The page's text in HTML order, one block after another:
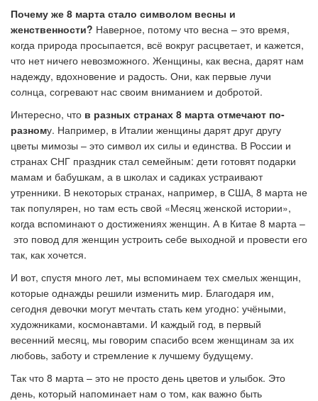
Почему же 8 марта стало символом весны и
женственности? Наверное, потому что весна – это время,
когда природа просыпается, всё вокруг расцветает, и кажется,
что нет ничего невозможного. Женщины, как весна, дарят нам
надежду, вдохновение и радость. Они, как первые лучи
солнца, согревают нас своим вниманием и добротой.
Интересно, что в разных странах 8 марта отмечают по-
разному. Например, в Италии женщины дарят друг другу
цветы мимозы – это символ их силы и единства. В России и
странах СНГ праздник стал семейным: дети готовят подарки
мамам и бабушкам, а в школах и садиках устраивают
утренники. В некоторых странах, например, в США, 8 марта не
так популярен, но там есть свой «Месяц женской истории»,
когда вспоминают о достижениях женщин. А в Китае 8 марта –
это повод для женщин устроить себе выходной и провести его
так, как хочется.
И вот, спустя много лет, мы вспоминаем тех смелых женщин,
которые однажды решили изменить мир. Благодаря им,
сегодня девочки могут мечтать стать кем угодно: учёными,
художниками, космонавтами. И каждый год, в первый
весенний месяц, мы говорим спасибо всем женщинам за их
любовь, заботу и стремление к лучшему будущему.
Так что 8 марта – это не просто день цветов и улыбок. Это
день, который напоминает нам о том, как важно быть